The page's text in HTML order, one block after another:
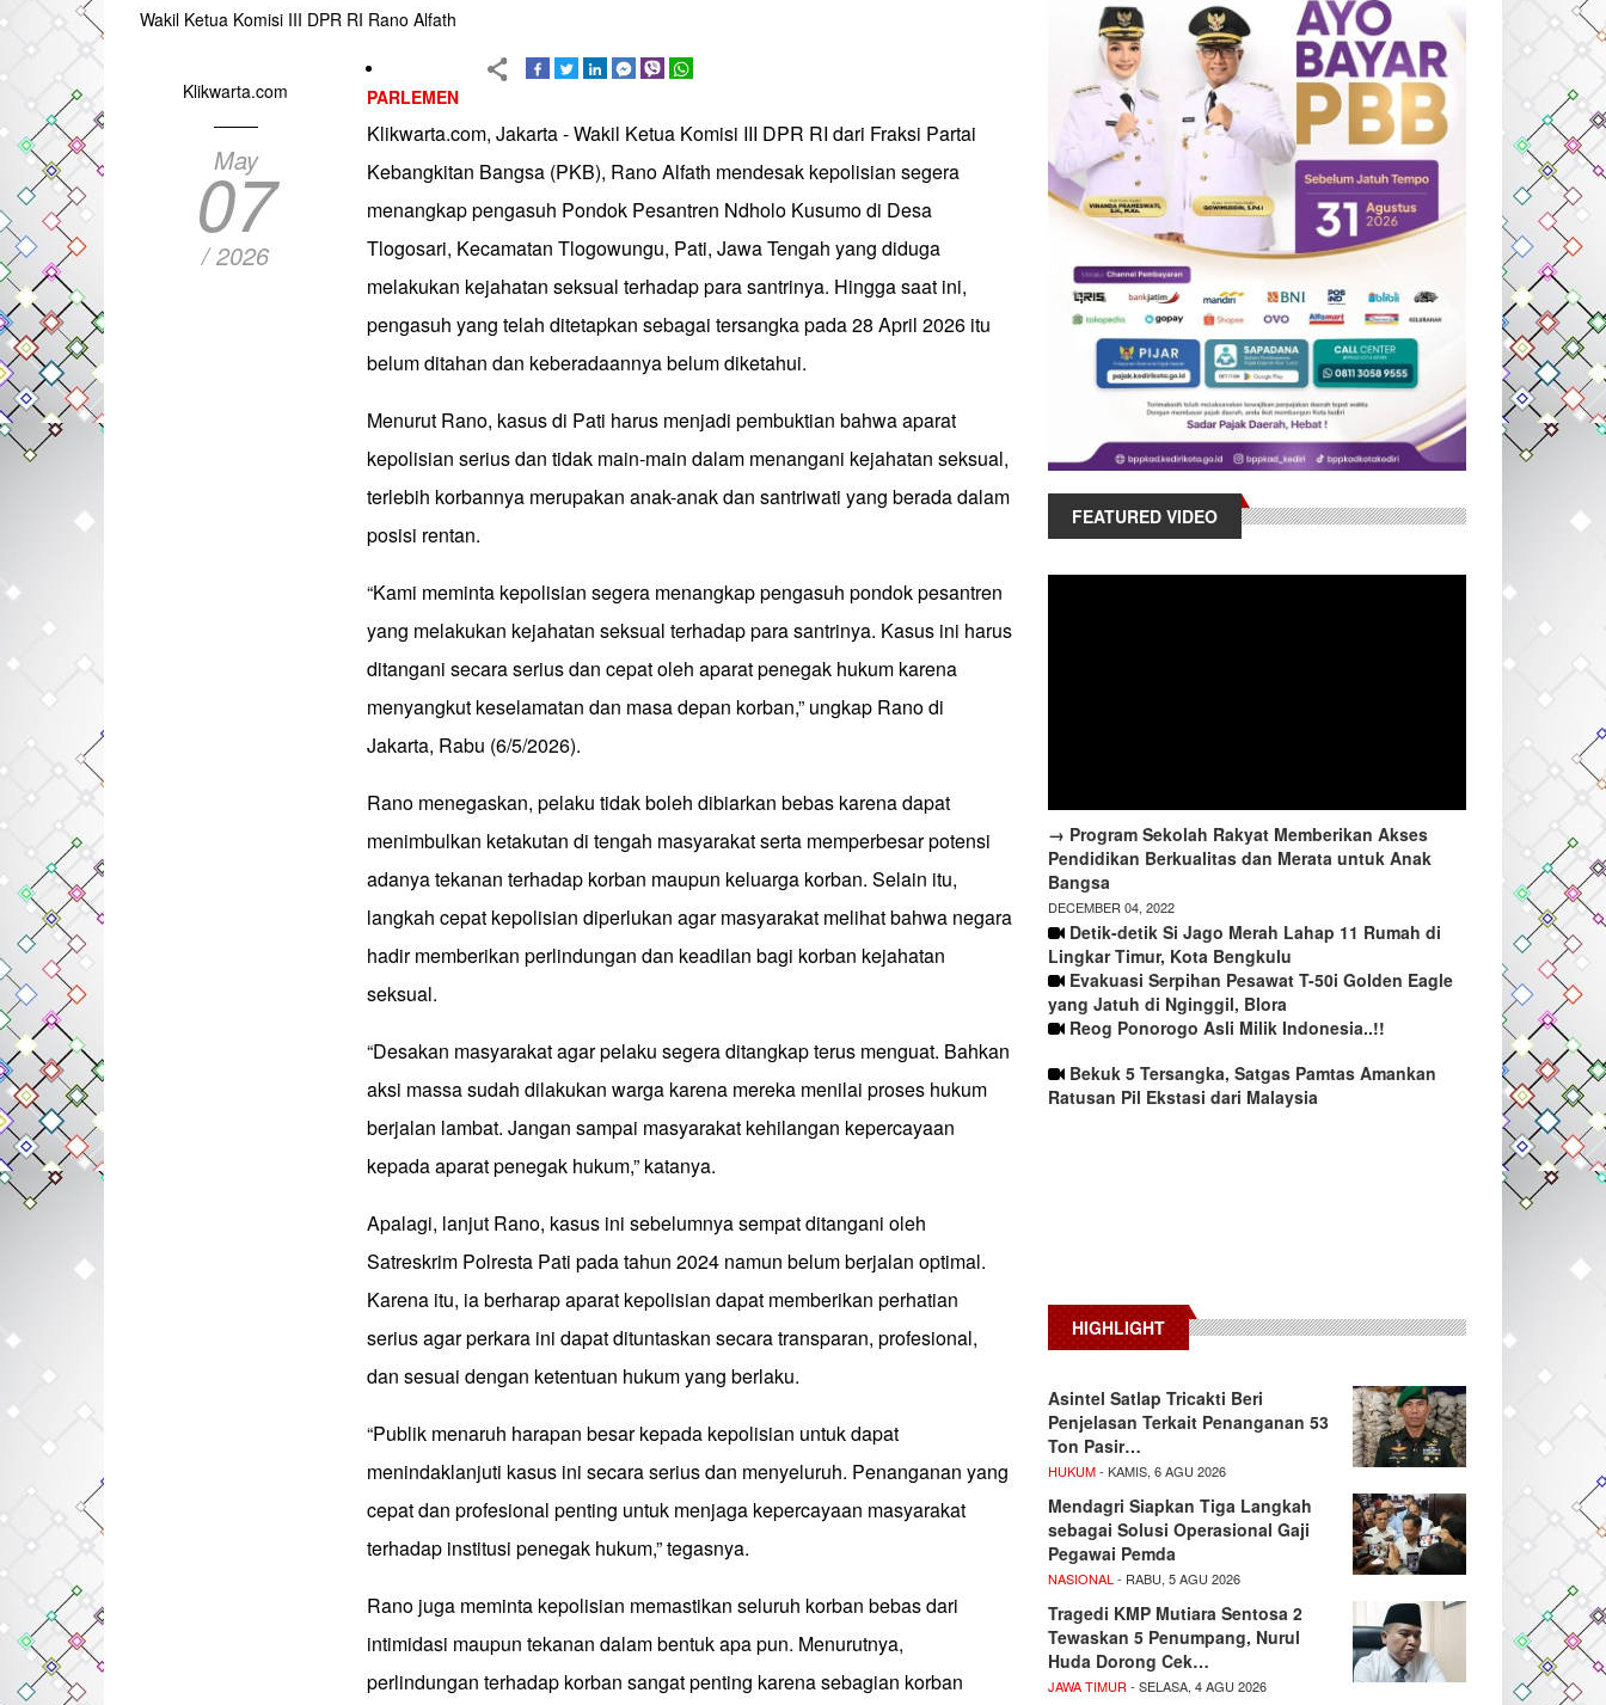
Wakil Ketua Komisi III DPR RI Rano Alfath
Klikwarta.com
May
07
/ 2026
PARLEMEN
Klikwarta.com, Jakarta - Wakil Ketua Komisi III DPR RI dari Fraksi Partai
Kebangkitan Bangsa (PKB), Rano Alfath mendesak kepolisian segera
menangkap pengasuh Pondok Pesantren Ndholo Kusumo di Desa
Tlogosari, Kecamatan Tlogowungu, Pati, Jawa Tengah yang diduga
melakukan kejahatan seksual terhadap para santrinya. Hingga saat ini,
pengasuh yang telah ditetapkan sebagai tersangka pada 28 April 2026 itu
belum ditahan dan keberadaannya belum diketahui.
Menurut Rano, kasus di Pati harus menjadi pembuktian bahwa aparat
kepolisian serius dan tidak main-main dalam menangani kejahatan seksual,
terlebih korbannya merupakan anak-anak dan santriwati yang berada dalam
posisi rentan.
“Kami meminta kepolisian segera menangkap pengasuh pondok pesantren
yang melakukan kejahatan seksual terhadap para santrinya. Kasus ini harus
ditangani secara serius dan cepat oleh aparat penegak hukum karena
menyangkut keselamatan dan masa depan korban,” ungkap Rano di
Jakarta, Rabu (6/5/2026).
Rano menegaskan, pelaku tidak boleh dibiarkan bebas karena dapat
menimbulkan ketakutan di tengah masyarakat serta memperbesar potensi
adanya tekanan terhadap korban maupun keluarga korban. Selain itu,
langkah cepat kepolisian diperlukan agar masyarakat melihat bahwa negara
hadir memberikan perlindungan dan keadilan bagi korban kejahatan
seksual.
“Desakan masyarakat agar pelaku segera ditangkap terus menguat. Bahkan
aksi massa sudah dilakukan warga karena mereka menilai proses hukum
berjalan lambat. Jangan sampai masyarakat kehilangan kepercayaan
kepada aparat penegak hukum,” katanya.
Apalagi, lanjut Rano, kasus ini sebelumnya sempat ditangani oleh
Satreskrim Polresta Pati pada tahun 2024 namun belum berjalan optimal.
Karena itu, ia berharap aparat kepolisian dapat memberikan perhatian
serius agar perkara ini dapat dituntaskan secara transparan, profesional,
dan sesuai dengan ketentuan hukum yang berlaku.
“Publik menaruh harapan besar kepada kepolisian untuk dapat
menindaklanjuti kasus ini secara serius dan menyeluruh. Penanganan yang
cepat dan profesional penting untuk menjaga kepercayaan masyarakat
terhadap institusi penegak hukum,” tegasnya.
Rano juga meminta kepolisian memastikan seluruh korban bebas dari
intimidasi maupun tekanan dalam bentuk apa pun. Menurutnya,
perlindungan terhadap korban sangat penting karena sebagian korban
FEATURED VIDEO
→ Program Sekolah Rakyat Memberikan Akses
Pendidikan Berkualitas dan Merata untuk Anak
Bangsa
DECEMBER 04, 2022
Detik-detik Si Jago Merah Lahap 11 Rumah di
Lingkar Timur, Kota Bengkulu
Evakuasi Serpihan Pesawat T-50i Golden Eagle
yang Jatuh di Nginggil, Blora
Reog Ponorogo Asli Milik Indonesia..!!
Bekuk 5 Tersangka, Satgas Pamtas Amankan
Ratusan Pil Ekstasi dari Malaysia
HIGHLIGHT
Asintel Satlap Tricakti Beri
Penjelasan Terkait Penanganan 53
Ton Pasir…
HUKUM- KAMIS, 6 AGU 2026
Mendagri Siapkan Tiga Langkah
sebagai Solusi Operasional Gaji
Pegawai Pemda
NASIONAL - RABU, 5 AGU 2026
Tragedi KMP Mutiara Sentosa 2
Tewaskan 5 Penumpang, Nurul
Huda Dorong Cek…
JAWA TIMUR - SELASA, 4 AGU 2026